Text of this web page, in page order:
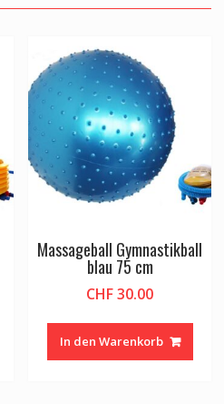
Massageball Gymnastikball
blau 75 cm
CHF30.00
In den Warenkorb